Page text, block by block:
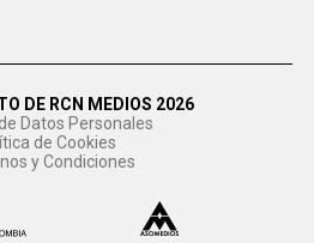
DE RCN MEDIOS 2026
Datos Personales
de Cookies
y Condiciones